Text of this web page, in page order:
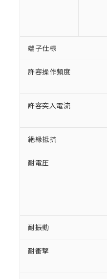
端子仕様
許容操作頻度
許容突入電流
絶縁抵抗
耐電圧
耐振動
耐衝撃